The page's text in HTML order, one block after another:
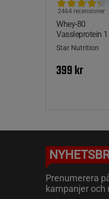
Whey-80
Vassleprotein
2464 recensioner
Star Nutrition
399 kr
Prenumerera
kampanjer och